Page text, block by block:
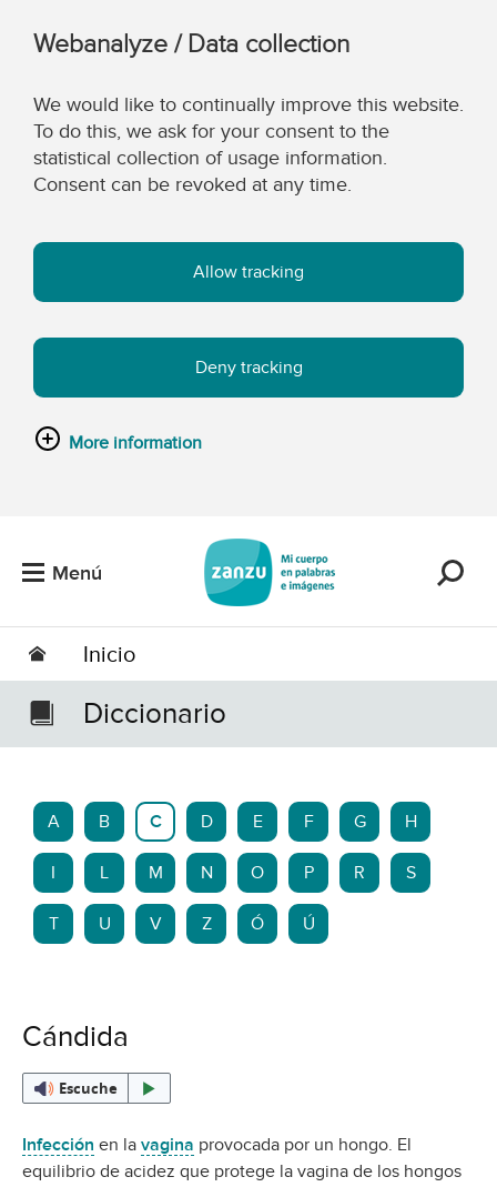
Webanalyze / Data collection
We would like to continually improve this website.
To do this, we ask for your consent to the
statistical collection of usage information.
Consent can be revoked at any time.
Allow tracking
Deny tracking
More information
Menú
Inicio
Diccionario
A B C D E F G H
L M N O P R S
T U V Z Ó Ú
Cándida
Escuche
Infección en la vagina provocada por un hongo. El
equilibrio de acidez que protege la vagina de los hongos